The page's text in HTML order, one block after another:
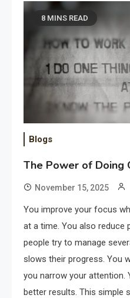
8 MINS READ
Blogs
The Power of Doing
November 15, 2025
You improve your focus
at a time. You also reduce
people try to manage
slows their progress. You
you narrow your
better results. This simple